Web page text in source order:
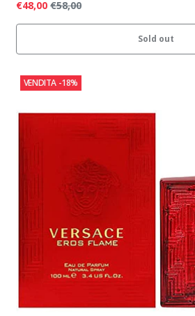
€48,00 €58,00
Sold out
VENDITA -18%